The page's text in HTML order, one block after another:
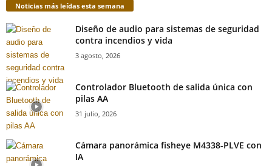
Noticias más leídas esta semana
Diseño de audio para sistemas de seguridad
contra incendios y vida
3 agosto, 2026
Controlador Bluetooth de salida única con
pilas AA
31 julio, 2026
Cámara panorámica fisheye M4338-PLVE con
IA